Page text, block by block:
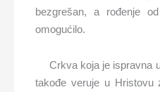
bezgrešan, a rođenje
omogućilo.
Crkva koja je ispravna
takođe veruje u Hristovu